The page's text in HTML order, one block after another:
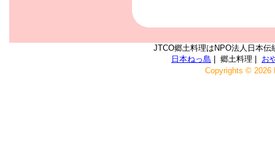
JTCO郷土料理はNPO法人日本
日本ねっ島 | 郷土料理 | お
Copyrights © 2026